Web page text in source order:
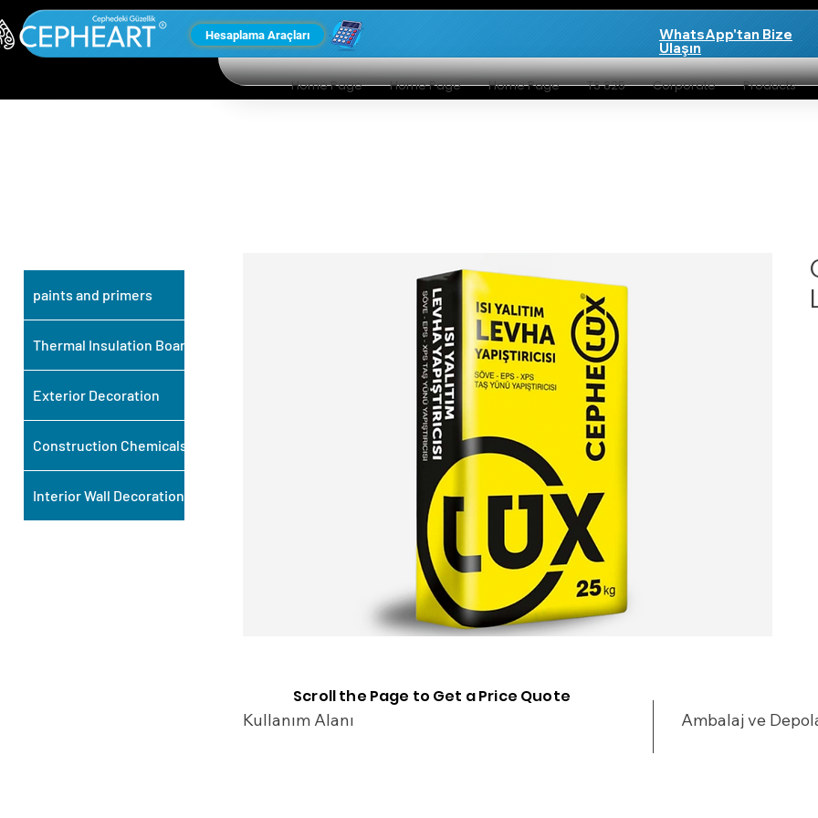
Hesaplama Araçları WhatsApp'tan Bize
Ulaşın
Home Page Home Page Home Page TS 825 Corporate Products
Kullanım Alanı Ambalaj ve
Scroll the Page to Get a Price Quote
paints and primers
Thermal Insulation Board
Exterior Decoration
Construction Chemicals
Interior Wall Decoration